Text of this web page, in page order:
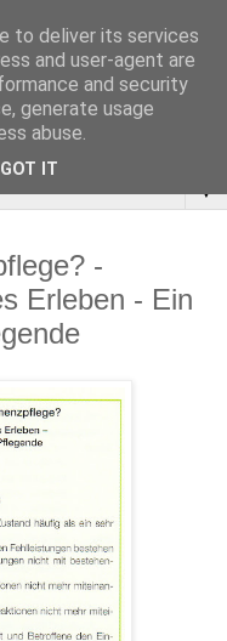
▼
-
Erleben - Ein
to deliver its services
and user-agent are
and security
generate usage
abuse.
GOT IT